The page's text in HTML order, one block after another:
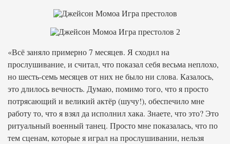
«Всё заняло примерно 7 месяцев. Я сходил на
прослушивание, и считал, что показал себя весьма неплохо,
но шесть-семь месяцев от них не было ни слова. Казалось,
это длилось вечность. Думаю, помимо того, что я просто
потрясающий и великий актёр (шучу!), обеспечило мне
работу то, что я взял да исполнил хака. Знаете, что это? Это
ритуальный военный танец. Просто мне показалась, что по
тем сценам, которые я играл на прослушивании, нельзя